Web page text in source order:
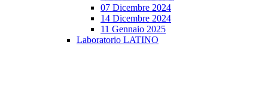
07 Dicembre 2024
14 Dicembre 2024
11 Gennaio 2025
Laboratorio LATINO